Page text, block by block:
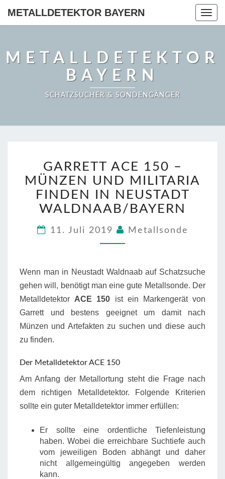
METALLDETEKTOR BAYERN
METALLDETEKTOR
BAYERN
SCHATZSUCHER & SONDENGÄNGER
ACE
150
–
MÜNZEN
UND
FINDEN
IN
GARRETT ACE 150 –
MÜNZEN UND MILITARIA
FINDEN IN NEUSTADT
WALDNAAB/BAYERN
11. Juli 2019 Metallsonde
Wenn man in Neustadt Waldnaab auf Schatzsuche
gehen will, benötigt man eine gute Metallsonde. Der
Metalldetektor ACE 150 ist ein Markengerät von
Garrett und bestens geeignet um damit nach
Münzen und Artefakten zu suchen und diese auch
zu finden.
Der Metalldetektor ACE 150
Am Anfang der Metallortung steht die Frage nach
dem richtigen Metalldetektor. Folgende Kriterien
sollte ein guter Metalldetektor immer erfüllen:
Er sollte eine ordentliche Tiefenleistung
haben. Wobei die erreichbare Suchtiefe auch
vom jeweiligen Boden abhängt und daher
nicht allgemeingültig angegeben werden
kann.